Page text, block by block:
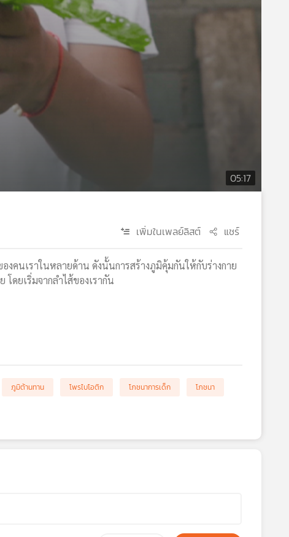
05:17
เพิ่มในเพลย์ลิสต์ แชร์
คนเราในหลายด้าน ดังนั้นการสร้างภูมิคุ้มกันให้กับร่างกาย
ดยเริ่มจากลำไส้ของเรากัน
ภูมิต้านทาน โพรไบโอติก โภชนาการเด็ก
โภชนา